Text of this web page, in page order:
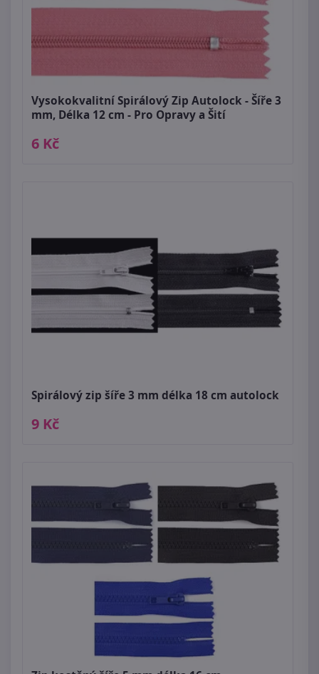
Vysokokvalitní Spirálový Zip Autolock - Šíře 3
mm, Délka 12 cm - Pro Opravy a Šití
6 Kč
Spirálový zip šíře 3 mm délka 18 cm autolock
9 Kč